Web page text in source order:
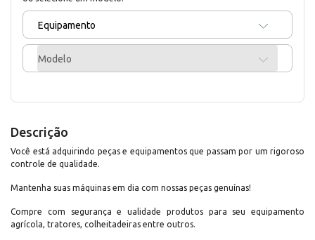
Equipamento
Modelo
Descrição
Você está adquirindo peças e equipamentos que passam por um rigoroso
controle de qualidade.
Mantenha suas máquinas em dia com nossas peças genuínas!
Compre com segurança e ualidade produtos para seu equipamento
agrícola, tratores, colheitadeiras entre outros.